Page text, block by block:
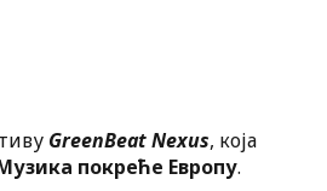
GreenBeat Nexus, која
покреће Европу.